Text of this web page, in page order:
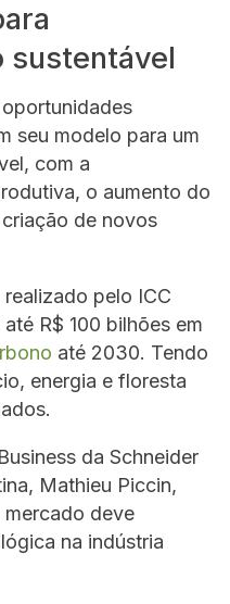
sustentável
seu modelo para um
com a
o aumento do
de novos
pelo ICC
R$ 100 bilhões em
até 2030. Tendo
energia e floresta
da Schneider
Mathieu Piccin,
mercado deve
na indústria